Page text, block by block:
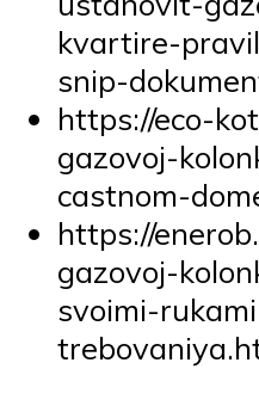
kvartire-
snip-
https://eco-
gazovoj-
castnom-
https://
gazovoj-
svoimi-